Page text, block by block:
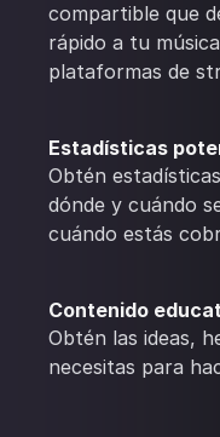
compartible que
rápido a tu
plataformas de
Estadísticas
Obtén
dónde y cuándo
cuándo estás
Contenido
Obtén las ideas,
necesitas para